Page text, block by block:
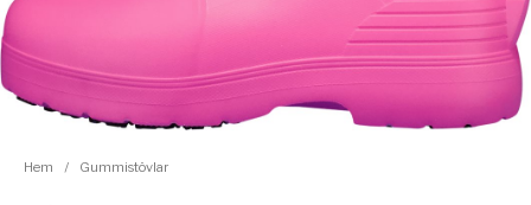
Hem / Gummistövlar